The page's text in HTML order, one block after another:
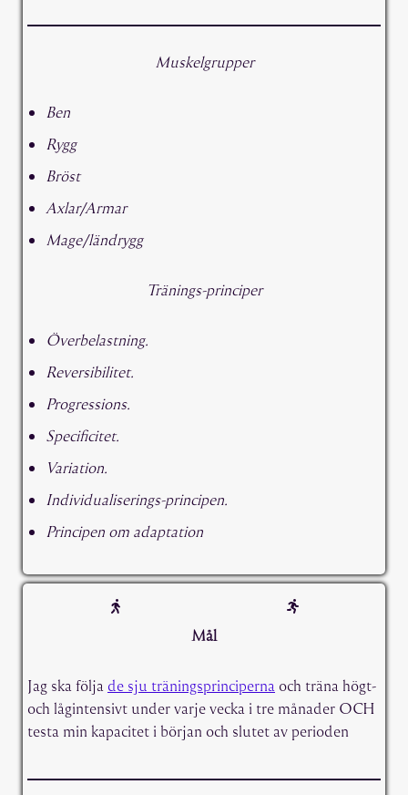
Muskelgrupper
Ben
Rygg
Bröst
Axlar/Armar
Mage/ländrygg
Tränings-principer
Överbelastning.
Reversibilitet.
Progressions.
Specificitet.
Variation.
Individualiserings-principen.
Principen om adaptation
Mål
Jag ska följa de sju träningsprinciperna och träna högt-
och lågintensivt under varje vecka i tre månader OCH
testa min kapacitet i början och slutet av perioden